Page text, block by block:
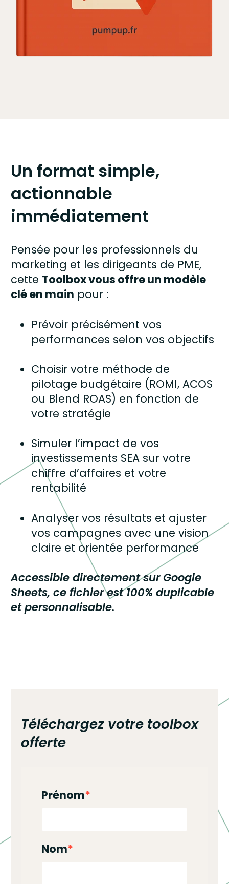
Un format simple,
actionnable
immédiatement
Pensée pour les professionnels du
marketing et les dirigeants de PME,
cette Toolbox vous offre un modèle
clé en main pour :
Prévoir précisément vos
performances selon vos objectifs
Choisir votre méthode de
pilotage budgétaire (ROMI, ACOS
ou Blend ROAS) en fonction de
votre stratégie
Simuler l’impact de vos
investissements SEA sur votre
chiffre d’affaires et votre
rentabilité
Analyser vos résultats et ajuster
vos campagnes avec une vision
claire et orientée performance
Accessible directement sur Google
Sheets, ce fichier est 100% duplicable
et personnalisable.
Téléchargez votre toolbox
offerte
Prénom*
Nom*